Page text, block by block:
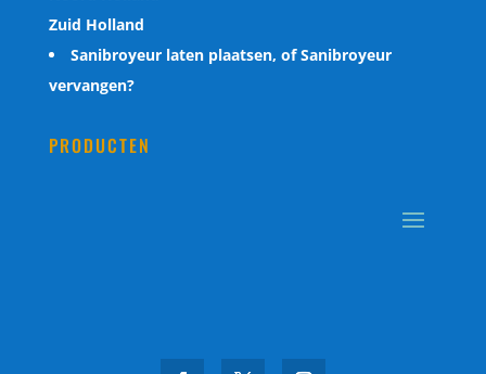
Zuid Holland
Sanibroyeur laten plaatsen, of Sanibroyeur
vervangen?
PRODUCTEN